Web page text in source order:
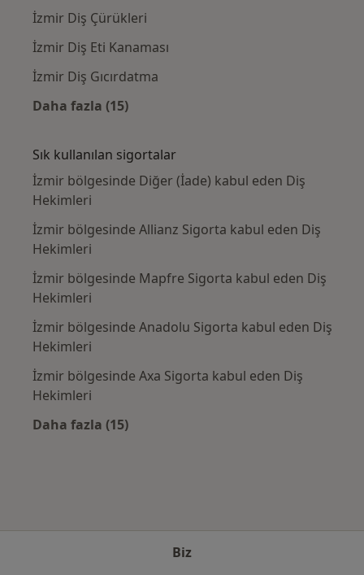
İzmir Diş Çürükleri
İzmir Diş Eti Kanaması
İzmir Diş Gıcırdatma
Daha fazla (15)
Sık kullanılan sigortalar
İzmir bölgesinde Diğer (İade) kabul eden Diş
Hekimleri
İzmir bölgesinde Allianz Sigorta kabul eden Diş
Hekimleri
İzmir bölgesinde Mapfre Sigorta kabul eden Diş
Hekimleri
İzmir bölgesinde Anadolu Sigorta kabul eden Diş
Hekimleri
İzmir bölgesinde Axa Sigorta kabul eden Diş
Hekimleri
Daha fazla (15)
Biz